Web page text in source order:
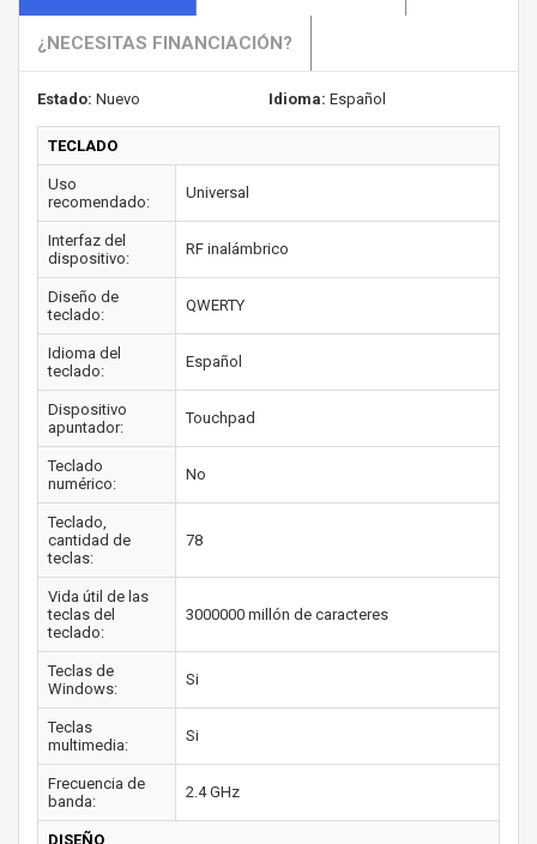
¿NECESITAS FINANCIACIÓN?
Estado: Nuevo Idioma: Español
TECLADO
Uso
recomendado:
Universal
Interfaz del
dispositivo:
RF inalámbrico
Diseño de
teclado:
QWERTY
Idioma del
teclado:
Español
Dispositivo
apuntador:
Touchpad
Teclado
numérico:
No
Teclado,
cantidad de
teclas:
78
Vida útil de las
teclas del
teclado:
3000000 millón de caracteres
Teclas de
Windows:
Si
Teclas
multimedia:
Si
Frecuencia de
banda:
2.4 GHz
DISEÑO